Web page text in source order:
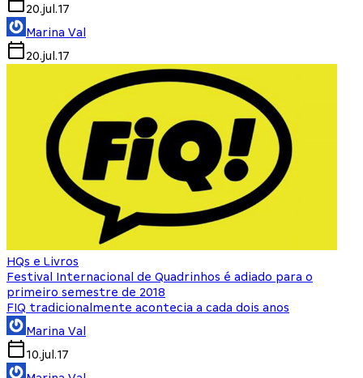
20.jul.17
Marina Val
20.jul.17
HQs e Livros
Festival Internacional de Quadrinhos é adiado para o
primeiro semestre de 2018
FIQ tradicionalmente acontecia a cada dois anos
Marina Val
10.jul.17